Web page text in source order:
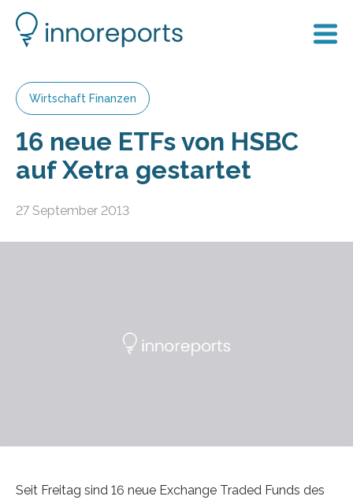
Wirtschaft Finanzen
16 neue ETFs von HSBC
auf Xetra gestartet
27 September 2013
Seit Freitag sind 16 neue Exchange Traded Funds des